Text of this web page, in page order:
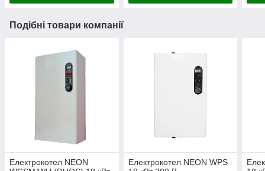
Подібні товари компанії
Електрокотел NEON
Електрокотел NEON WPS